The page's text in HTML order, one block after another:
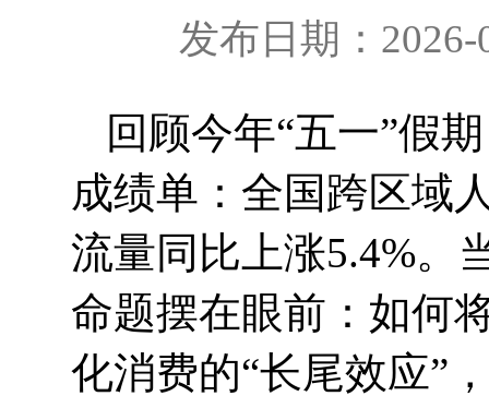
发布日期：
回顾今年“五一”假
成绩单：全国跨区域
流量同比上涨5.4%。
命题摆在眼前：如何
化消费的“长尾效应”